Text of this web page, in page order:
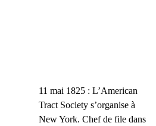
11 mai 1825 : L’American
Tract Society s’organise à
New York. Chef de file dans